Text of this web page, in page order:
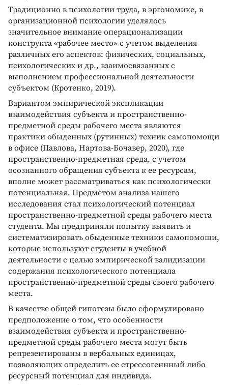
Традиционно в психологии труда, в эргономике, в
организационной психологии уделялось
значительное внимание операционализации
конструкта «рабочее место» с учетом выделения
различных его аспектов: физических, социальных,
психологических и др., взаимосвязанных с
выполнением профессиональной деятельности
субъектом (Кротенко, 2019).
Вариантом эмпирической экспликации
взаимодействия субъекта и пространственно-
предметной среды рабочего места являются
практики обыденных (рутинных) техник самопомощи
в офисе (Павлова, Нартова-Бочавер, 2020), где
пространственно-предметная среда, с учетом
осознанного обращения субъекта к ее ресурсам,
вполне может рассматриваться как психологически
потенциальная. Предметом анализа нашего
исследования стал психологический потенциал
пространственно-предметной среды рабочего места
студента. Мы предприняли попытку выявить и
систематизировать обыденные техники самопомощи,
которые используют студенты в учебной
деятельности с целью эмпирической валидизации
содержания психологического потенциала
пространственно-предметной среды своего рабочего
места.
В качестве общей гипотезы было сформулировано
предположение о том, что особенности
взаимодействия субъекта и пространственно-
предметной среды рабочего места могут быть
репрезентированы в вербальных единицах,
позволяющих определить ее стрессогеннный либо
ресурсный потенциал для индивида.